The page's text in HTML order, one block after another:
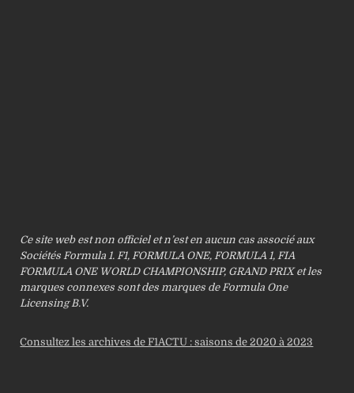
Ce site web est non officiel et n’est en aucun cas associé aux
Sociétés Formula 1. F1, FORMULA ONE, FORMULA 1, FIA
FORMULA ONE WORLD CHAMPIONSHIP, GRAND PRIX et les
marques connexes sont des marques de Formula One
Licensing B.V.
Consultez les archives de F1ACTU : saisons de 2020 à 2023